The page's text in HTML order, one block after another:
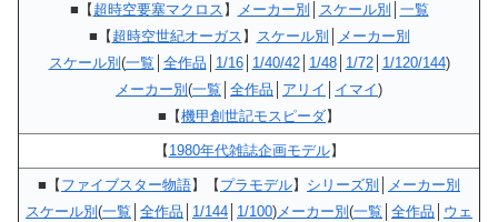
■【 超時空要塞マクロス 】 メーカー別 スケール別
一覧
■【 超時空世紀オーガス 】 スケール別
メーカー別
スケール別 (一覧 全作品 1/16│ 1/40/42│ 1/48│ 1/72│ 1/120/144)
メーカー別 (一覧 全作品 アリイ イマイ)
■【機甲創世記モスピーダ】
【 1980年代雑誌企画モデル】
■【 ファイブスター物語】【 プラモデル】 シリーズ別
メーカー別
スケール別 (一覧 全作品 1/144 1/100)メーカー別 (一覧 全作品
ウェ